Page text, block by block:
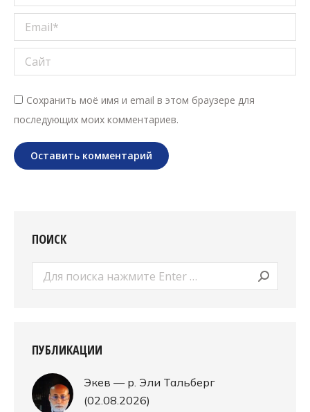
Email *
Сайт
Сохранить моё имя и email в этом браузере для
последующих моих комментариев.
Оставить комментарий
ПОИСК
Поиск:
ПУБЛИКАЦИИ
Экев — р. Эли Тальберг
(02.08.2026)